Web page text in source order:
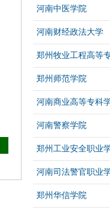
河南中医学院
河南财经政法大学
郑州牧业工程高等
郑州师范学院
河南商业高等专科
河南警察学院
郑州工业安全职业
河南司法警官职业
郑州华信学院